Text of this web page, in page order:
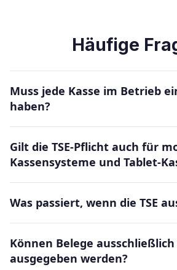
Häufige
Muss jede Kasse im Betrieb
haben?
Gilt die TSE-Pflicht auch für
Kassensysteme und Tablet-
Was passiert, wenn die TSE
Können Belege
ausgegeben werden?